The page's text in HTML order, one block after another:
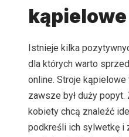
Istnieje kilka
dla których warto
online. Stroje kąpielowe
zawsze był duży popyt.
kobiety chcą znaleźć
podkreśli ich sylwetkę i